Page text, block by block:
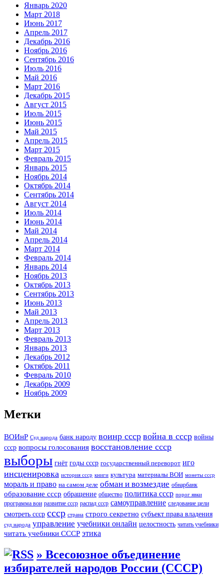
Январь 2020
Март 2018
Июнь 2017
Апрель 2017
Декабрь 2016
Ноябрь 2016
Сентябрь 2016
Июль 2016
Май 2016
Март 2016
Декабрь 2015
Август 2015
Июль 2015
Июнь 2015
Май 2015
Апрель 2015
Март 2015
Февраль 2015
Январь 2015
Ноябрь 2014
Октябрь 2014
Сентябрь 2014
Август 2014
Июль 2014
Июнь 2014
Май 2014
Апрель 2014
Март 2014
Февраль 2014
Январь 2014
Ноябрь 2013
Октябрь 2013
Сентябрь 2013
Июнь 2013
Май 2013
Апрель 2013
Март 2013
Февраль 2013
Январь 2013
Декабрь 2012
Октябрь 2011
Февраль 2010
Декабрь 2009
Ноябрь 2009
Метки
ВОИнР Суд народа банк народу воинр ссср война в ссср войны
ссср вопросы голосования восстановление ссср
выборы гнёт годы ссср государственный переворот иго
инсценировка история ссср книги культура материалы ВОИ монеты ссср
мораль и право на самом деле обман и возмездие обнарбанк
образование ссср обращение общество политика ссср порог явки
программа вои развитие ссср распад ссср самоуправление следование цели
смотреть ссср ссср страна строго секретно субъект права владения
суд народа управление учебники онлайн целостность читать учебники
читать учебники СССР этика
» Всесоюзное объединение
избирателей народов России (СССР)